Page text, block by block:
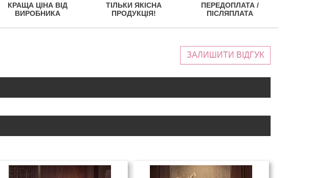
КРАЩА ЦІНА ВІД
ВИРОБНИКА
ТІЛЬКИ ЯКІСНА
ПРОДУКЦІЯ!
ПЕРЕДОПЛАТА /
ПІСЛЯПЛАТА
ЗАЛИШИТИ ВІДГУК